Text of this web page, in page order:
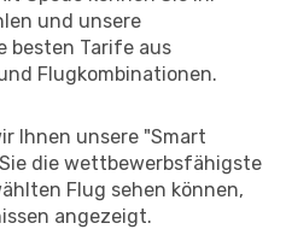
und unsere
besten Tarife aus
Flugkombinationen.
Ihnen unsere "Smart
die wettbewerbsfähigste
Flug sehen können,
angezeigt.